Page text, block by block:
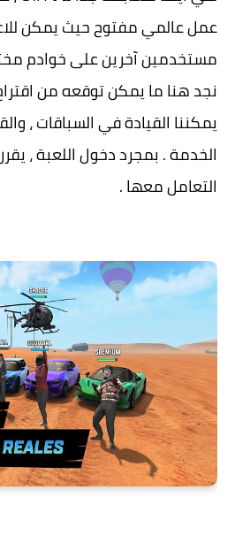
عمل عالمي مفتوح حيث يمكن
مستخدمين آخرين على خوادم
نجد هنا ما يمكن توقعه من
يمكننا القيادة في السباقات ،
الخدمة . بمجرد دخول اللعبة ،
التعامل معها .